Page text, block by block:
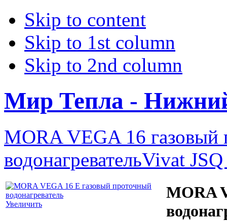
Skip to content
Skip to 1st column
Skip to 2nd column
Мир Тепла -
MORA VEGA 16 газовый
водонагревательVivat
Увеличить
MORA